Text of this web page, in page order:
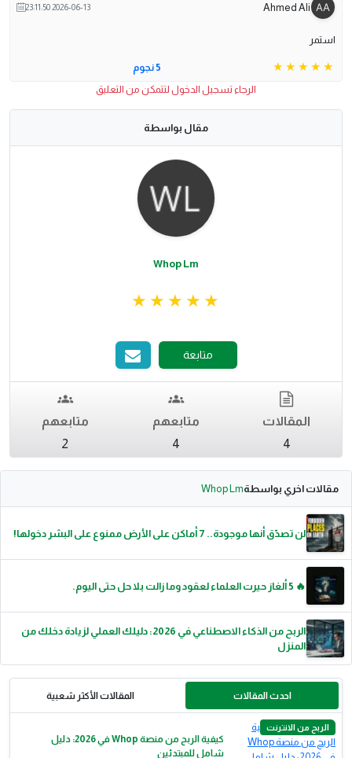
Ahmed Ali
2026-06-13 23:11:50
استمر
5 نجوم
الرجاء تسجيل الدخول لتتمكن من التعليق
مقال بواسطة
Whop Lm
متابعة
المقالات
4
متابعهم
4
متابعهم
2
مقالات اخري بواسطةWhop Lm
لن تصدّق أنها موجودة.. 7 أماكن على الأرض ممنوع على البشر دخولها!
🔥 5 ألغاز حيرت العلماء لعقود وما زالت بلا حل حتى اليوم.
الربح من الذكاء الاصطناعي في 2026: دليلك العملي لزيادة دخلك من
المنزل
احدث المقالات المقالات الأكثر شعبية
الربح من الانترنت
كيفية الربح من منصة Whop في 2026: دليل
شامل للمبتدئين